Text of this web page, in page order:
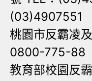
(03)4907551
桃園市反霸凌
0800-775-88
教育部校園反